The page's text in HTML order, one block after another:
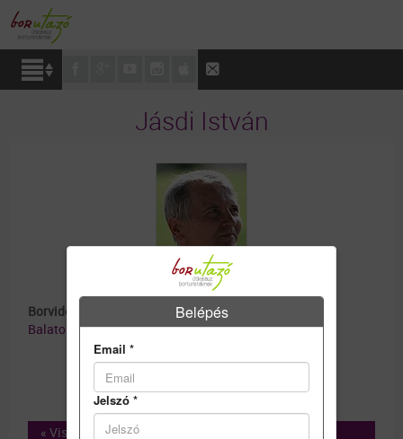
Jásdi István
Borvidék:
Balatonfüred – Csopak borvidék
« Vissza
Belépés
Email *
Jelszó *